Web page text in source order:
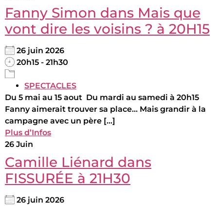
Fanny Simon dans Mais que
vont dire les voisins ? à 20H15
26 juin 2026
20h15 - 21h30
SPECTACLES
Du 5 mai au 15 aout Du mardi au samedi à 20h15
Fanny aimerait trouver sa place... Mais grandir à la
campagne avec un père [...]
Plus d’Infos
26 Juin
Camille Liénard dans
FISSURÉE à 21H30
26 juin 2026